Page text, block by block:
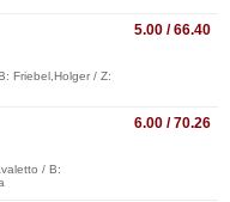
5.00 / 66.40
Friebel,Holger / Z:
6.00 / 70.26
/ B: